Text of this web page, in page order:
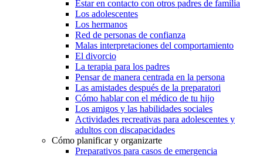
Estar en contacto con otros padres de familia
Los adolescentes
Los hermanos
Red de personas de confianza
Malas interpretaciones del comportamiento
El divorcio
La terapia para los padres
Pensar de manera centrada en la persona
Las amistades después de la preparatori
Cómo hablar con el médico de tu hijo
Los amigos y las habilidades sociales
Actividades recreativas para adolescentes y
adultos con discapacidades
Cómo planificar y organizarte
Preparativos para casos de emergencia